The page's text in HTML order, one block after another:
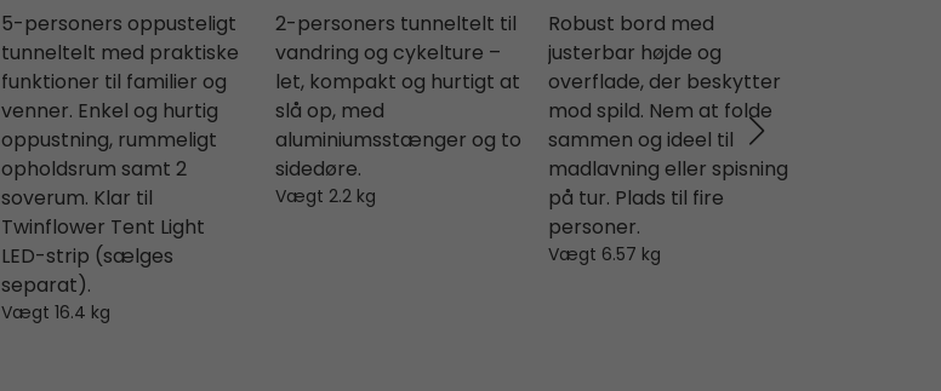
5-personers oppusteligt
tunneltelt med praktiske
funktioner til familier og
venner. Enkel og hurtig
oppustning, rummeligt
opholdsrum samt 2
soverum. Klar til
Twinflower Tent Light
LED-strip (sælges
separat).
Vægt 16.4 kg
2-personers tunneltelt til
vandring og cykelture –
let, kompakt og hurtigt at
slå op, med
aluminiumsstænger og to
sidedøre.
Vægt 2.2 kg
Robust bord med
justerbar højde og
overflade, der beskytter
mod spild. Nem at folde
sammen og ideel til
madlavning eller spisning
på tur. Plads til fire
personer.
Vægt 6.57 kg